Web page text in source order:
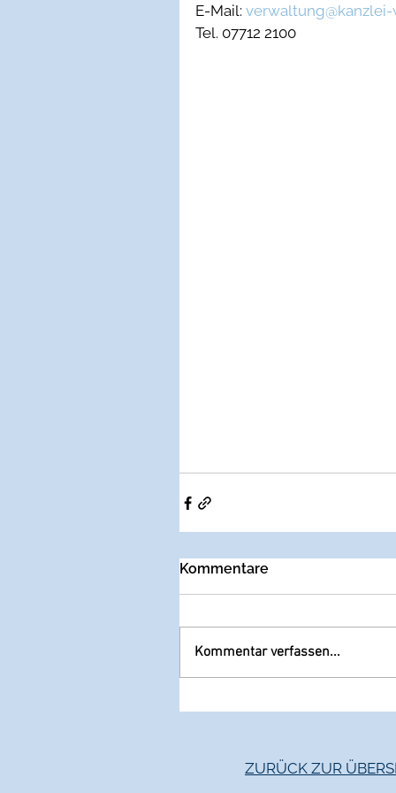
E-Mail:
Tel. 07712 2100
Kommentare
Kommentar verfassen...
ZURÜCK ZUR